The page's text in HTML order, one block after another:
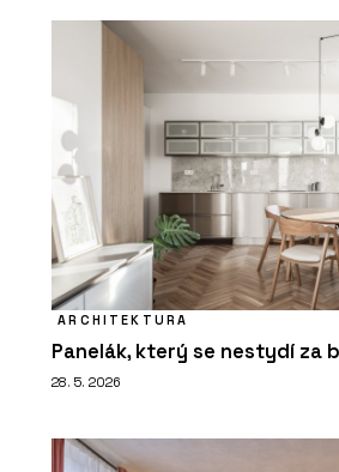
ARCHITEKTURA
Panelák, který se nestydí za
28. 5. 2026